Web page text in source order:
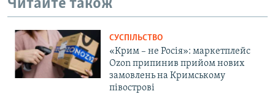
Читайте також
СУСПІЛЬСТВО
«Крим – не Росія»: маркетплейс
Ozon припинив прийом нових
замовлень на Кримському
півострові